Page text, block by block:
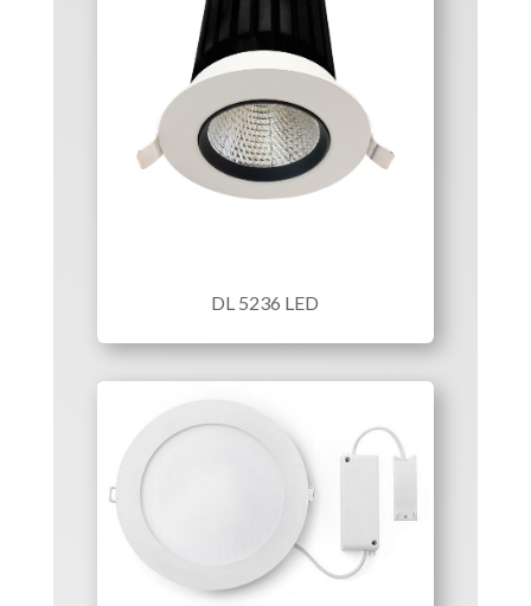
DL 5236 LED